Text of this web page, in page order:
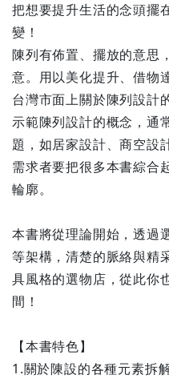
把想要提升生活的念頭擺
變！
陳列有佈置、擺放的意思
意。⽤以美化提升、借物
台灣市面上關於陳列設計
示範陳列設計的概念，通
題，如居家設計、商空設
需求者要把很多本書綜合
輪廓。
本書將從理論開始，透過
等架構，清楚的脈絡與精
具風格的選物店，從此你
間！
【本書特色】
1.關於陳設的各種元素拆